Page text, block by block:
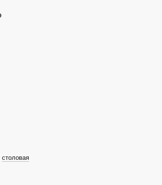
столовая